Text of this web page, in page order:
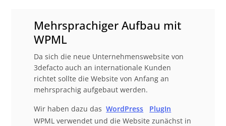
Mehrsprachiger Aufbau mit
WPML
Da sich die neue Unternehmenswebsite von
3defacto auch an internationale Kunden
richtet sollte die Website von Anfang an
mehrsprachig aufgebaut werden.
Wir haben dazu das WordPress
PlugIn
WPML verwendet und die Website zunächst in